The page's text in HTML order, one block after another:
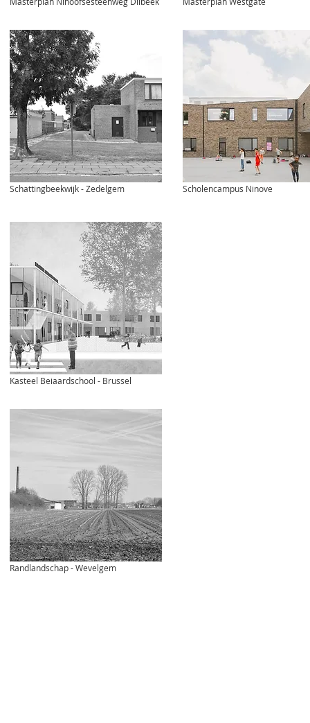
Schattingbeekwijk - Zedelgem Scholencampus Ninove
Kasteel Beiaardschool - Brussel
Randlandschap - Wevelgem